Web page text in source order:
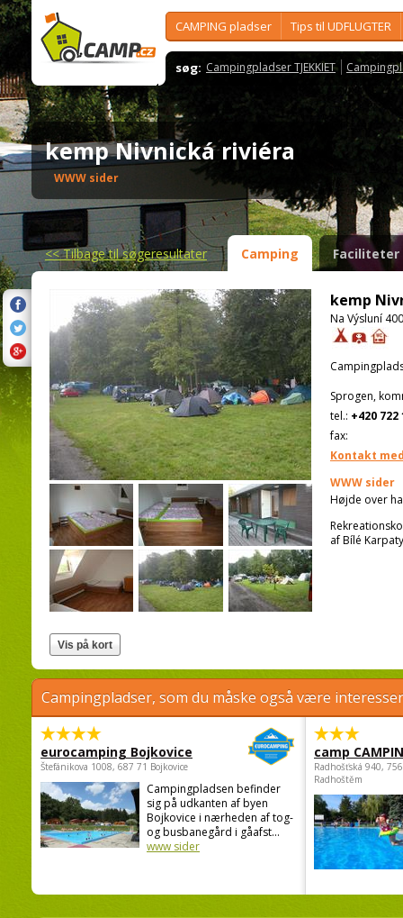
CAMPING pladser Tips til UDFLUGTER
søg: Campingpladser TJEKKIET
kemp Nivnická riviéra
WWW sider
<<Tilbage til søgeresultater Camping Faciliteter
kemp
Na Výsluní
Sprogen,
tel.: +420 722
fax:
Kontakt
WWW sider
Højde over
af Bílé
Campingpladser, som du måske også være
eurocamping Bojkovice
Štefánikova 1008, 687 71 Bojkovice
Campingpladsen befinder
sig på udkanten af byen
Bojkovice i nærheden af tog-
og busbanegård i gåafst...
www sider
camp
Radhošťská 940,
Radhoštěm